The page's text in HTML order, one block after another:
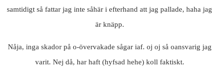
samtidigt så fattar jag inte såhär i efterhand att jag pallade, haha jag
är knäpp.
Nåja, inga skador på o-övervakade sågar iaf. oj oj så oansvarig jag
varit. Nej då, har haft (hyfsad hehe) koll faktiskt.